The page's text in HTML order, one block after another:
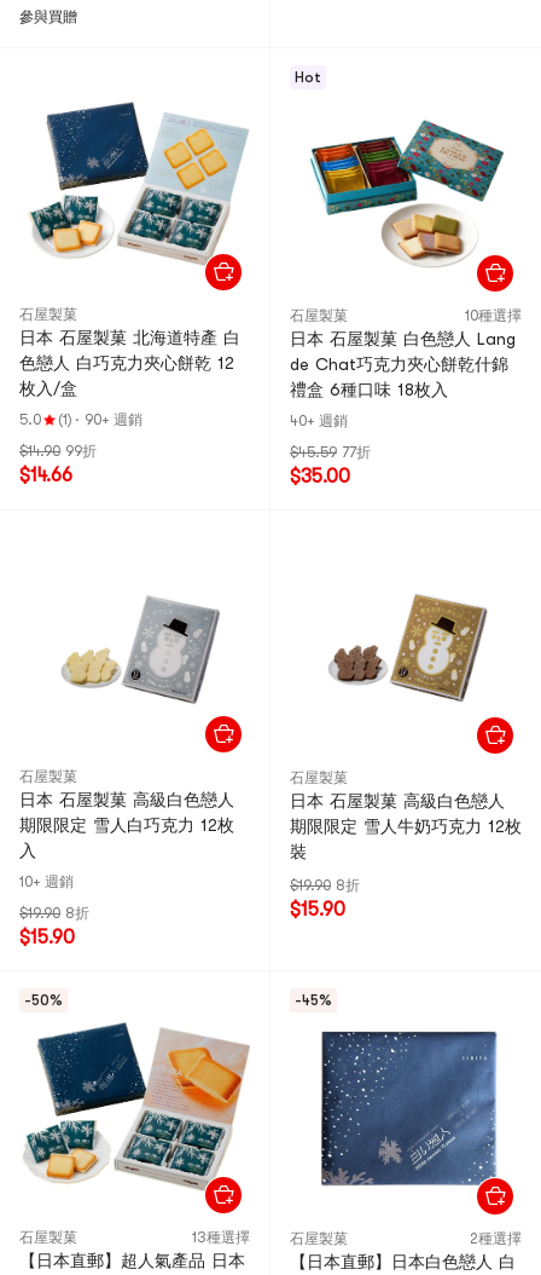
參與買贈
石屋製菓
日本 石屋製菓 北海道特產 白
色戀人 白巧克力夾心餅乾 12
枚入/盒
5.0 (1) · 90+ 週銷
$14.90 99折
$14.66
Hot
石屋製菓 10種選擇
日本 石屋製菓 白色戀人 Lang
de Chat巧克力夾心餅乾什錦
禮盒 6種口味 18枚入
40+ 週銷
$45.59 77折
$35.00
石屋製菓
日本 石屋製菓 高級白色戀人
期限限定 雪人白巧克力 12枚
入
10+ 週銷
$19.90 8折
$15.90
石屋製菓
日本 石屋製菓 高級白色戀人
期限限定 雪人牛奶巧克力 12枚
裝
$19.90 8折
$15.90
-50%
石屋製菓 13種選擇
【日本直郵】超人氣產品 日本
-45%
石屋製菓 2種選擇
【日本直郵】日本白色戀人 白